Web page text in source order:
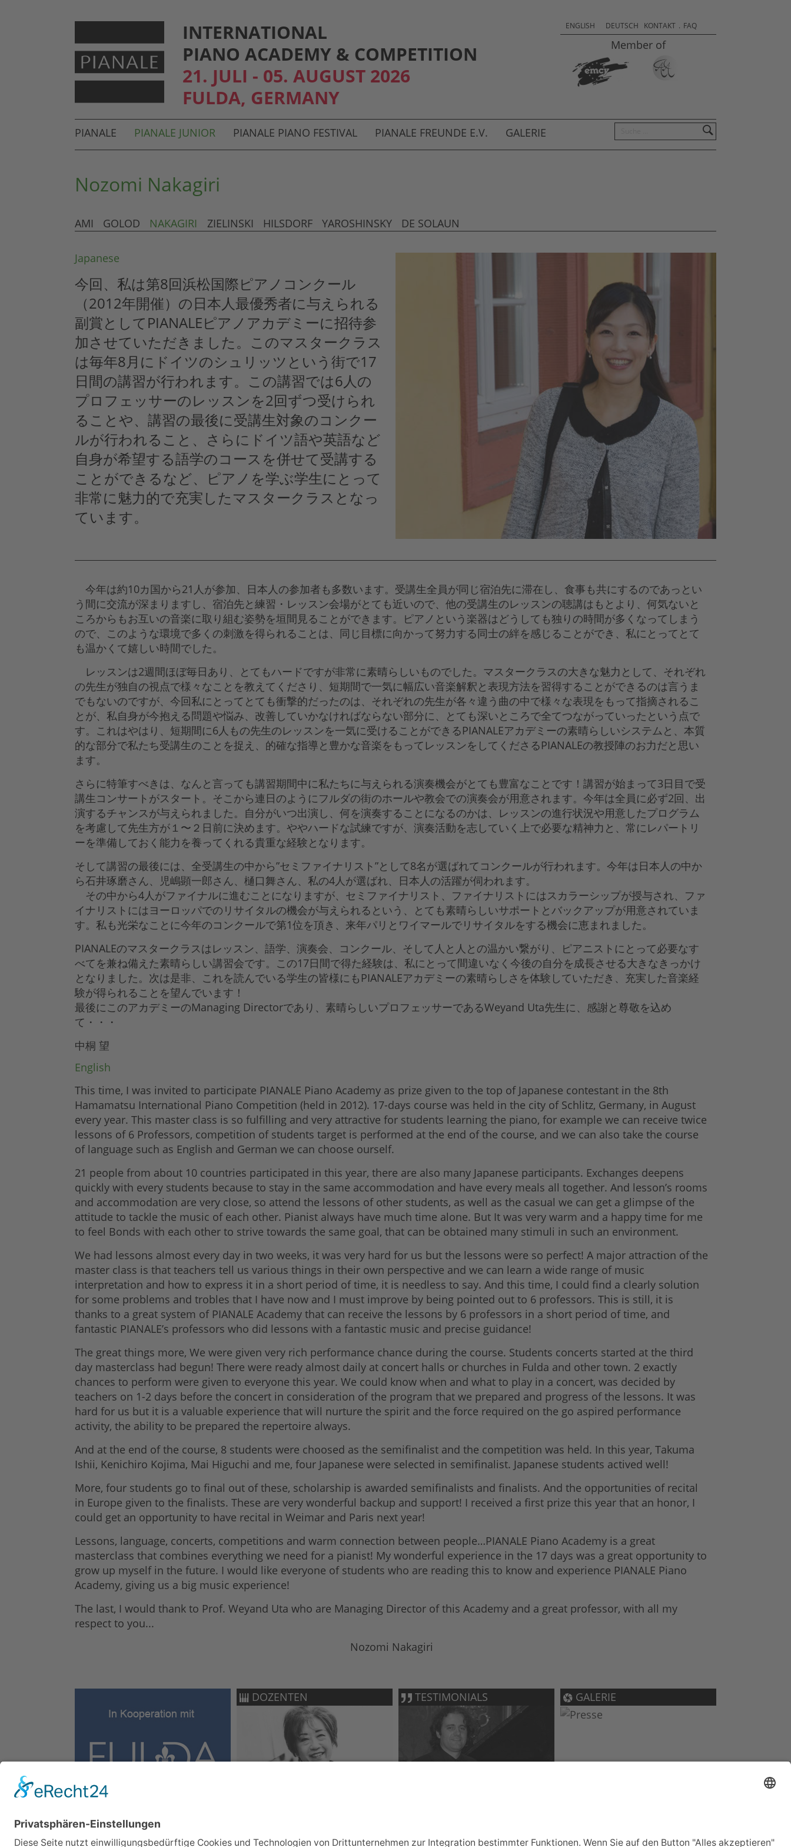
INTERNATIONAL
PIANO ACADEMY & COMPETITION
21. JULI - 05. AUGUST 2026
FULDA, GERMANY
Sprachauswahl & Kontakt
Select
your
ENGLISH DEUTSCH KONTAKT . FAQ
Member of
Hauptmenü und Suche
PIANALE PIANALE JUNIOR PIANALE PIANO FESTIVAL PIANALE FREUNDE E.V. GALERIE
Untermenü
Nozomi Nakagiri
AMI GOLOD NAKAGIRI ZIELINSKI HILSDORF YAROSHINSKY DE SOLAUN
Japanese
今回、私は第8回浜松国際ピアノコンクール
（2012年開催）の日本人最優秀者に与えられる
副賞としてPIANALEピアノアカデミーに招待参
加させていただきました。このマスタークラス
は毎年8月にドイツのシュリッツという街で17
日間の講習が行われます。この講習では6人の
プロフェッサーのレッスンを2回ずつ受けられ
ることや、講習の最後に受講生対象のコンクー
ルが行われること、さらにドイツ語や英語など
自身が希望する語学のコースを併せて受講する
ことができるなど、ピアノを学ぶ学生にとって
非常に魅力的で充実したマスタークラスとなっ
ています。
今年は約10カ国から21人が参加、日本人の参加者も多数います。受講生全員が同じ宿泊先に滞在し、食事も共にするのであっとい
う間に交流が深まりますし、宿泊先と練習・レッスン会場がとても近いので、他の受講生のレッスンの聴講はもとより、何気ないと
ころからもお互いの音楽に取り組む姿勢を垣間見ることができます。ピアノという楽器はどうしても独りの時間が多くなってしまう
ので、このような環境で多くの刺激を得られることは、同じ目標に向かって努力する同士の絆を感じることができ、私にとってとて
も温かくて嬉しい時間でした。
レッスンは2週間ほぼ毎日あり、とてもハードですが非常に素晴らしいものでした。マスタークラスの大きな魅力として、それぞれ
の先生が独自の視点で様々なことを教えてくださり、短期間で一気に幅広い音楽解釈と表現方法を習得することができるのは言うま
でもないのですが、今回私にとってとても衝撃的だったのは、それぞれの先生が各々違う曲の中で様々な表現をもって指摘されるこ
とが、私自身が今抱える問題や悩み、改善していかなければならない部分に、とても深いところで全てつながっていったという点で
す。これはやはり、短期間に6人もの先生のレッスンを一気に受けることができるPIANALEアカデミーの素晴らしいシステムと、本質
的な部分で私たち受講生のことを捉え、的確な指導と豊かな音楽をもってレッスンをしてくださるPIANALEの教授陣のお力だと思い
ます。
さらに特筆すべきは、なんと言っても講習期間中に私たちに与えられる演奏機会がとても豊富なことです！講習が始まって3日目で受
講生コンサートがスタート。そこから連日のようにフルダの街のホールや教会での演奏会が用意されます。今年は全員に必ず2回、出
演するチャンスが与えられました。自分がいつ出演し、何を演奏することになるのかは、レッスンの進行状況や用意したプログラム
を考慮して先生方が１〜２日前に決めます。ややハードな試練ですが、演奏活動を志していく上で必要な精神力と、常にレパートリ
ーを準備しておく能力を養ってくれる貴重な経験となります。
そして講習の最後には、全受講生の中から”セミファイナリスト”として8名が選ばれてコンクールが行われます。今年は日本人の中か
ら石井琢磨さん、児嶋顕一郎さん、樋口舞さん、私の4人が選ばれ、日本人の活躍が伺われます。
その中から4人がファイナルに進むことになりますが、セミファイナリスト、ファイナリストにはスカラーシップが授与され、ファ
イナリストにはヨーロッパでのリサイタルの機会が与えられるという、とても素晴らしいサポートとバックアップが用意されていま
す。私も光栄なことに今年のコンクールで第1位を頂き、来年パリとワイマールでリサイタルをする機会に恵まれました。
PIANALEのマスタークラスはレッスン、語学、演奏会、コンクール、そして人と人との温かい繋がり、ピアニストにとって必要なす
べてを兼ね備えた素晴らしい講習会です。この17日間で得た経験は、私にとって間違いなく今後の自分を成長させる大きなきっかけ
となりました。次は是非、これを読んでいる学生の皆様にもPIANALEアカデミーの素晴らしさを体験していただき、充実した音楽経
験が得られることを望んでいます！
最後にこのアカデミーのManaging Directorであり、素晴らしいプロフェッサーであるWeyand Uta先生に、感謝と尊敬を込め
て・・・
中桐 望
English
This time, I was invited to participate PIANALE Piano Academy as prize given to the top of Japanese contestant in the 8th
Hamamatsu International Piano Competition (held in 2012). 17-days course was held in the city of Schlitz, Germany, in August
every year. This master class is so fulfilling and very attractive for students learning the piano, for example we can receive twice
lessons of 6 Professors, competition of students target is performed at the end of the course, and we can also take the course
of language such as English and German we can choose ourself.
21 people from about 10 countries participated in this year, there are also many Japanese participants. Exchanges deepens
quickly with every students because to stay in the same accommodation and have every meals all together. And lesson’s rooms
and accommodation are very close, so attend the lessons of other students, as well as the casual we can get a glimpse of the
attitude to tackle the music of each other. Pianist always have much time alone. But It was very warm and a happy time for me
to feel Bonds with each other to strive towards the same goal, that can be obtained many stimuli in such an environment.
We had lessons almost every day in two weeks, it was very hard for us but the lessons were so perfect! A major attraction of the
master class is that teachers tell us various things in their own perspective and we can learn a wide range of music
interpretation and how to express it in a short period of time, it is needless to say. And this time, I could find a clearly solution
for some problems and trobles that I have now and I must improve by being pointed out to 6 professors. This is still, it is
thanks to a great system of PIANALE Academy that can receive the lessons by 6 professors in a short period of time, and
fantastic PIANALE’s professors who did lessons with a fantastic music and precise guidance!
The great things more, We were given very rich performance chance during the course. Students concerts started at the third
day masterclass had begun! There were ready almost daily at concert halls or churches in Fulda and other town. 2 exactly
chances to perform were given to everyone this year. We could know when and what to play in a concert, was decided by
teachers on 1-2 days before the concert in consideration of the program that we prepared and progress of the lessons. It was
hard for us but it is a valuable experience that will nurture the spirit and the force required on the go aspired performance
activity, the ability to be prepared the repertoire always.
And at the end of the course, 8 students were choosed as the semifinalist and the competition was held. In this year, Takuma
Ishii, Kenichiro Kojima, Mai Higuchi and me, four Japanese were selected in semifinalist. Japanese students actived well!
More, four students go to final out of these, scholarship is awarded semifinalists and finalists. And the opportunities of recital
in Europe given to the finalists. These are very wonderful backup and support! I received a first prize this year that an honor, I
could get an opportunity to have recital in Weimar and Paris next year!
Lessons, language, concerts, competitions and warm connection between people…PIANALE Piano Academy is a great
masterclass that combines everything we need for a pianist! My wonderful experience in the 17 days was a great opportunity to
grow up myself in the future. I would like everyone of students who are reading this to know and experience PIANALE Piano
Academy, giving us a big music experience!
The last, I would thank to Prof. Weyand Uta who are Managing Director of this Academy and a great professor, with all my
respect to you...
Nozomi Nakagiri
DOZENTEN TESTIMONIALS GALERIE